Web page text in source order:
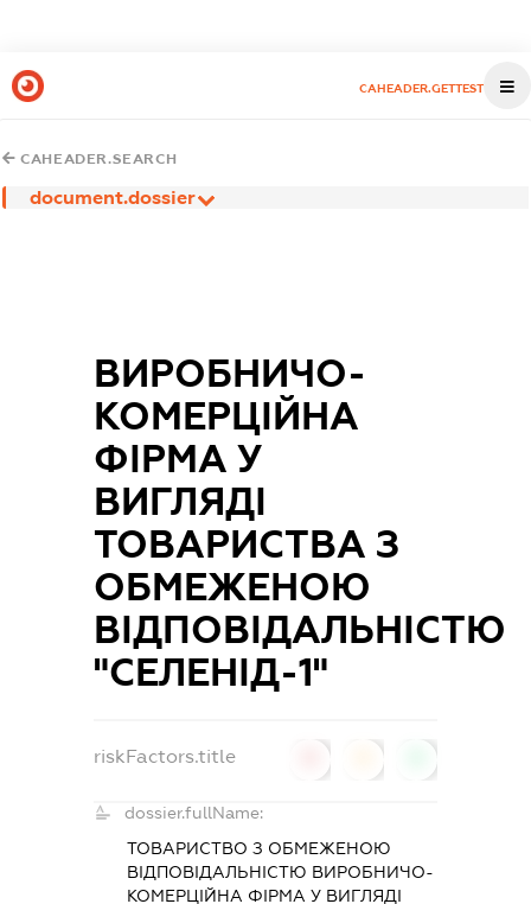
CAHEADER.GETTEST
CAHEADER.SEARCH
document.dossier
ВИРОБНИЧО-
КОМЕРЦІЙНА
ФІРМА У
ВИГЛЯДІ
ТОВАРИСТВА З
ОБМЕЖЕНОЮ
ВІДПОВІДАЛЬНІСТЮ
"СЕЛЕНІД-1"
riskFactors.title
dossier.fullName:
ТОВАРИСТВО З ОБМЕЖЕНОЮ
ВІДПОВІДАЛЬНІСТЮ ВИРОБНИЧО-
КОМЕРЦІЙНА ФІРМА У ВИГЛЯДІ